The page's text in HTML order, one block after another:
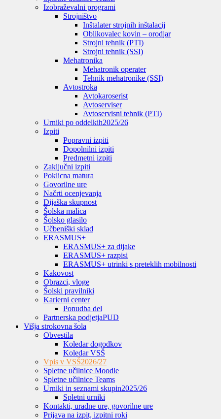
Izobraževalni programi
Strojništvo
Inštalater strojnih inštalacij
Oblikovalec kovin – orodjar
Strojni tehnik (PTI)
Strojni tehnik (SSI)
Mehatronika
Mehatronik operater
Tehnik mehatronike (SSI)
Avtostroka
Avtokaroserist
Avtoserviser
Avtoservisni tehnik (PTI)
Urniki po oddelkih2025/26
Izpiti
Popravni izpiti
Dopolnilni izpiti
Predmetni izpiti
Zaključni izpiti
Poklicna matura
Govorilne ure
Načrti ocenjevanja
Dijaška skupnost
Šolska malica
Šolsko glasilo
Učbeniški sklad
ERASMUS+
ERASMUS+ za dijake
ERASMUS+ razpisi
ERASMUS+ utrinki s preteklih mobilnosti
Kakovost
Obrazci, vloge
Šolski pravilniki
Karierni center
Ponudba del
Partnerska podjetjaPUD
Višja strokovna šola
Obvestila
Koledar dogodkov
Koledar VSŠ
Vpis v VSŠ2026/27
Spletne učilnice Moodle
Spletne učilnice Teams
Urniki in seznami skupin2025/26
Spletni urniki
Kontakti, uradne ure, govorilne ure
Prijava na izpit, izpitni roki